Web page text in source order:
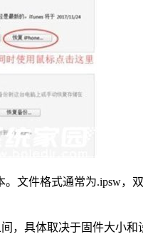
文件格式通常为.ipsw，
具体取决于固件大小和